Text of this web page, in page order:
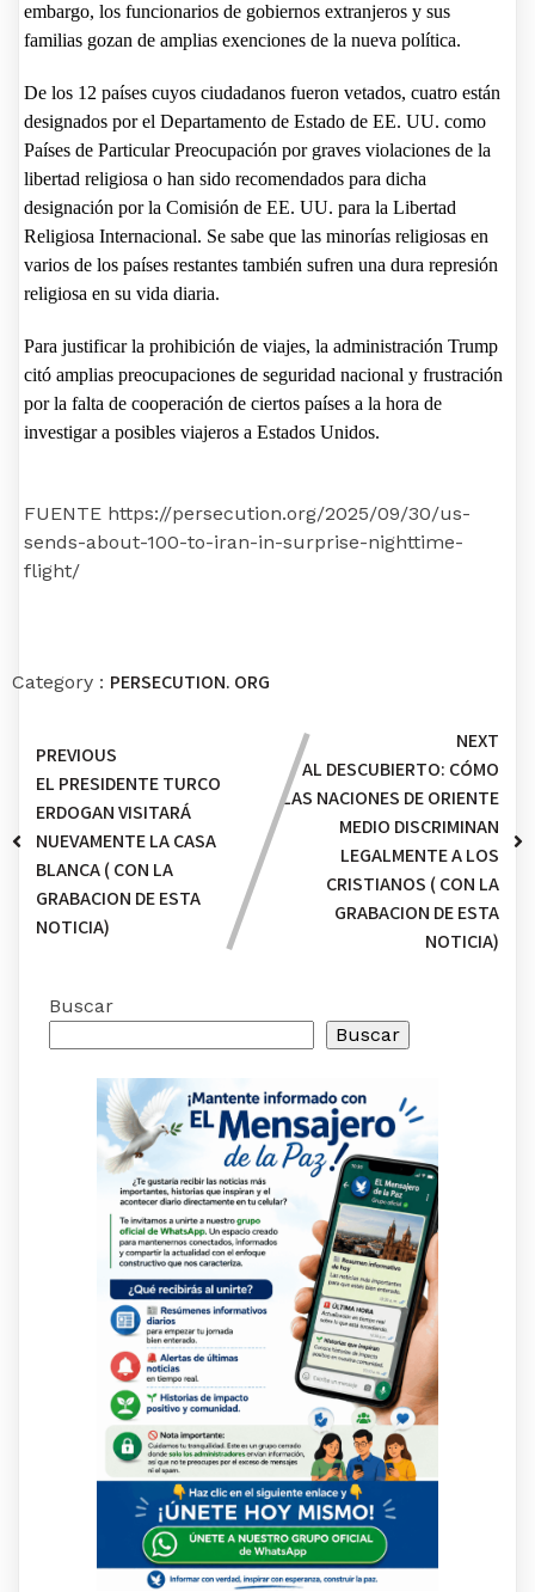
embargo, los funcionarios de gobiernos extranjeros y sus
familias gozan de amplias exenciones de la nueva política.
De los 12 países cuyos ciudadanos fueron vetados, cuatro están
designados por el Departamento de Estado de EE. UU. como
Países de Particular Preocupación por graves violaciones de la
libertad religiosa o han sido recomendados para dicha
designación por la Comisión de EE. UU. para la Libertad
Religiosa Internacional. Se sabe que las minorías religiosas en
varios de los países restantes también sufren una dura represión
religiosa en su vida diaria.
Para justificar la prohibición de viajes, la administración Trump
citó amplias preocupaciones de seguridad nacional y frustración
por la falta de cooperación de ciertos países a la hora de
investigar a posibles viajeros a Estados Unidos.
FUENTE https://persecution.org/2025/09/30/us-
sends-about-100-to-iran-in-surprise-nighttime-
flight/
Category : PERSECUTION. ORG
PREVIOUS
EL PRESIDENTE TURCO
ERDOGAN VISITARÁ
NUEVAMENTE LA CASA
BLANCA ( CON LA
GRABACION DE ESTA
NOTICIA)
NEXT
AL DESCUBIERTO: CÓMO
LAS NACIONES DE ORIENTE
MEDIO DISCRIMINAN
LEGALMENTE A LOS
CRISTIANOS ( CON LA
GRABACION DE ESTA
NOTICIA)
Buscar
Buscar